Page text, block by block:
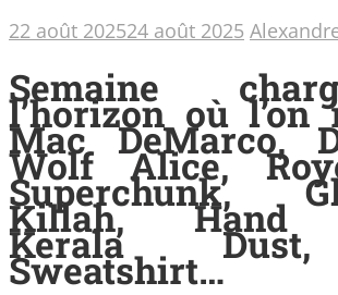
22 août 202524 août 2025
Semaine
l’horizon où l’on
Mac DeMarco,
Wolf Alice,
Superchunk,
Killah, Hand
Kerala
Sweatshirt…